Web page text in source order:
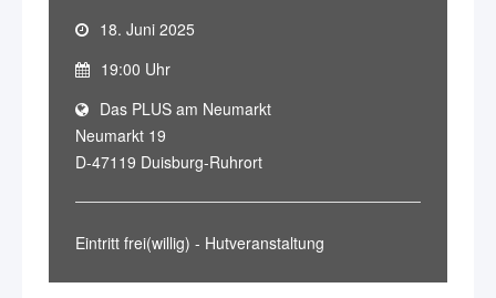
18. Juni 2025
19:00 Uhr
Das PLUS am Neumarkt
Neumarkt 19
D-47119 Duisburg-Ruhrort
Eintritt frei(willig) - Hutveranstaltung